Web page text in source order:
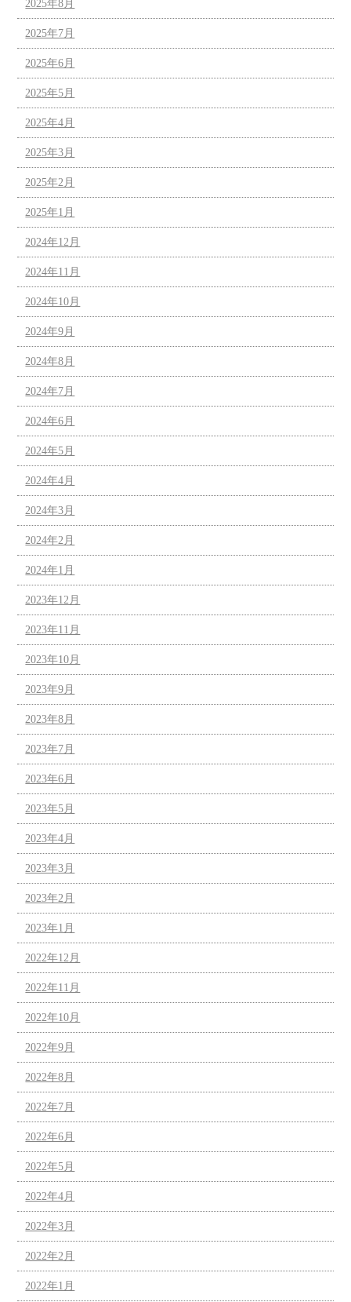
2025年8月
2025年7月
2025年6月
2025年5月
2025年4月
2025年3月
2025年2月
2025年1月
2024年12月
2024年11月
2024年10月
2024年9月
2024年8月
2024年7月
2024年6月
2024年5月
2024年4月
2024年3月
2024年2月
2024年1月
2023年12月
2023年11月
2023年10月
2023年9月
2023年8月
2023年7月
2023年6月
2023年5月
2023年4月
2023年3月
2023年2月
2023年1月
2022年12月
2022年11月
2022年10月
2022年9月
2022年8月
2022年7月
2022年6月
2022年5月
2022年4月
2022年3月
2022年2月
2022年1月